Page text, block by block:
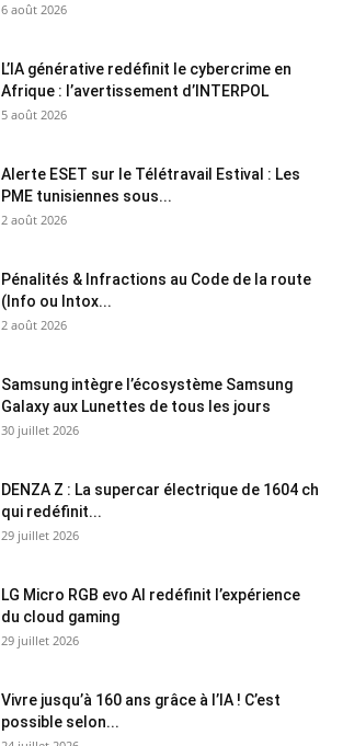
6 août 2026
L’IA générative redéfinit le cybercrime en
Afrique : l’avertissement d’INTERPOL
5 août 2026
Alerte ESET sur le Télétravail Estival : Les
PME tunisiennes sous...
2 août 2026
Pénalités & Infractions au Code de la route
(Info ou Intox...
2 août 2026
Samsung intègre l’écosystème Samsung
Galaxy aux Lunettes de tous les jours
30 juillet 2026
DENZA Z : La supercar électrique de 1604 ch
qui redéfinit...
29 juillet 2026
LG Micro RGB evo AI redéfinit l’expérience
du cloud gaming
29 juillet 2026
Vivre jusqu’à 160 ans grâce à l’IA ! C’est
possible selon...